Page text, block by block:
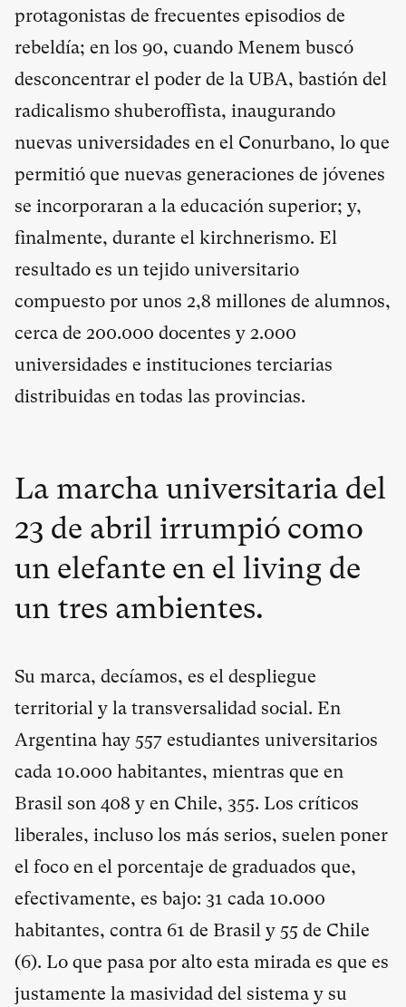
protagonistas de frecuentes episodios de
rebeldía; en los 90, cuando Menem buscó
desconcentrar el poder de la UBA, bastión del
radicalismo shuberoffista, inaugurando
nuevas universidades en el Conurbano, lo que
permitió que nuevas generaciones de jóvenes
se incorporaran a la educación superior; y,
finalmente, durante el kirchnerismo. El
resultado es un tejido universitario
compuesto por unos 2,8 millones de alumnos,
cerca de 200.000 docentes y 2.000
universidades e instituciones terciarias
distribuidas en todas las provincias.
La marcha universitaria del
23 de abril irrumpió como
un elefante en el living de
un tres ambientes.
Su marca, decíamos, es el despliegue
territorial y la transversalidad social. En
Argentina hay 557 estudiantes universitarios
cada 10.000 habitantes, mientras que en
Brasil son 408 y en Chile, 355. Los críticos
liberales, incluso los más serios, suelen poner
el foco en el porcentaje de graduados que,
efectivamente, es bajo: 31 cada 10.000
habitantes, contra 61 de Brasil y 55 de Chile
(6). Lo que pasa por alto esta mirada es que es
justamente la masividad del sistema y su